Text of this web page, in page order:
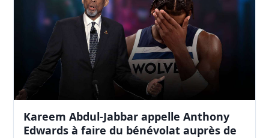
Kareem Abdul-Jabbar appelle Anthony
Edwards à faire du bénévolat auprès de